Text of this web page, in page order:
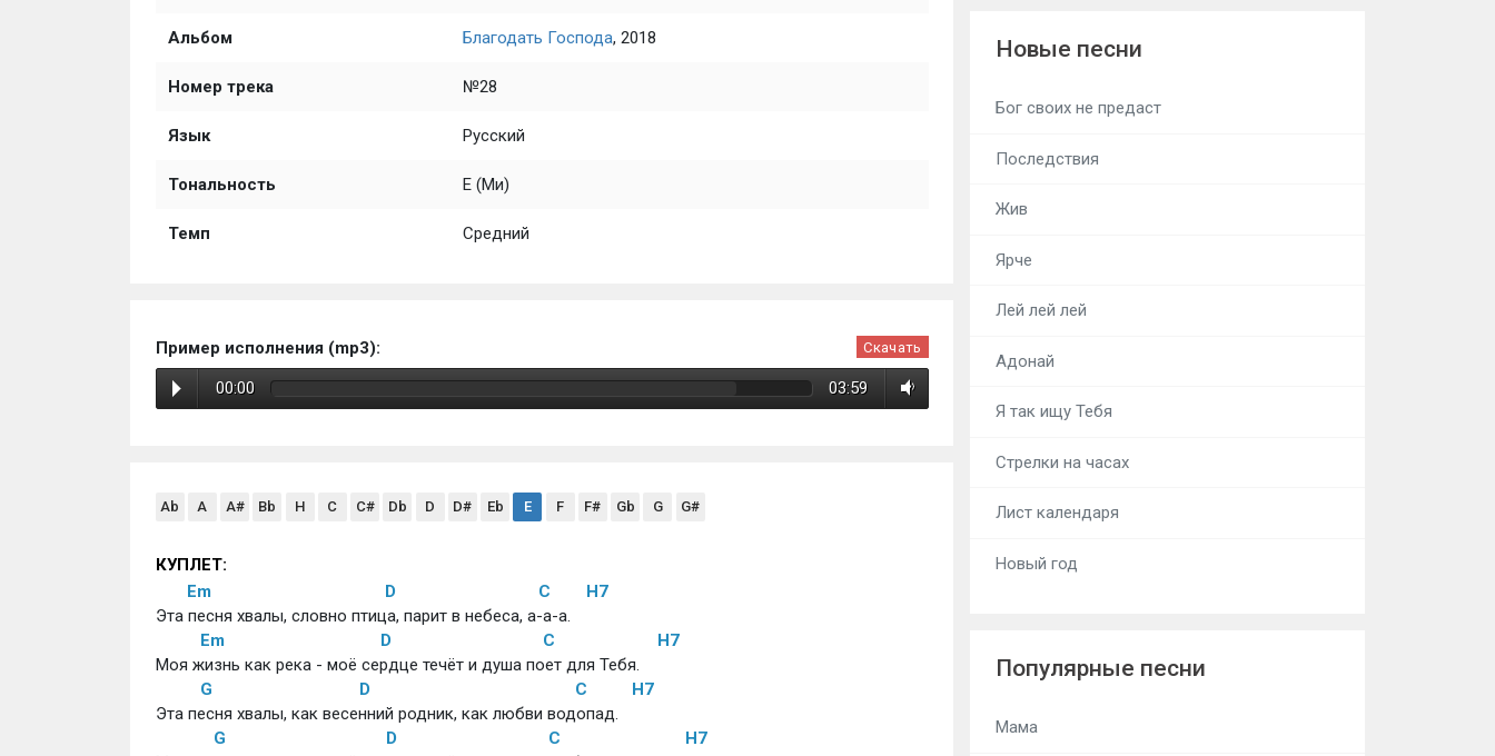
Альбом Благодать Господа, 2018
Номер трека №28
Язык Русский
Тональность E (Ми)
Темп Средний
Пример исполнения (mp3): Скачать
00:00 03:59
Ab A A# Bb H C C# Db D D# Eb E F F# Gb G G#
КУПЛЕТ:
Em
D C
H7
Эта песня хвалы, словно птица, парит в небеса, а-а-а.
Em
D C
H7
Моя жизнь как река - моё сердце течёт и душа поет для Тебя.
G
D C
H7
Эта песня хвалы, как весенний родник, как любви водопад.
G
D C
H7
Новые песни
Бог своих не предаст
Последствия
Жив
Ярче
Лей лей лей
Адонай
Я так ищу Тебя
Стрелки на часах
Лист календаря
Новый год
Популярные песни
Мама